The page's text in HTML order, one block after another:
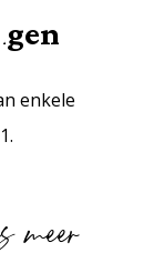
enkele
meer